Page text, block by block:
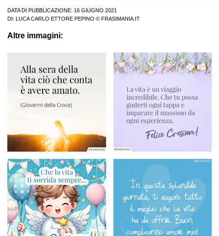
DATA DI PUBBLICAZIONE: 16 GIUGNO 2021
DI:
LUCA CARLO ETTORE PEPINO © FRASIMANIA.IT
Altre immagini: